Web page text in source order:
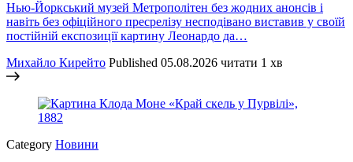
Нью-Йоркський музей Метрополітен без жодних анонсів і
навіть без офіційного пресрелізу несподівано виставив у своїй
постійній експозиції картину Леонардо да…
Михайло Кирейто Published 05.08.2026 читати 1 хв
Category Новини